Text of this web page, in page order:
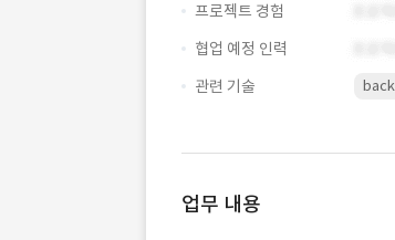
프로젝트 경험
협업 예정 인력
관련 기술
업무 내용